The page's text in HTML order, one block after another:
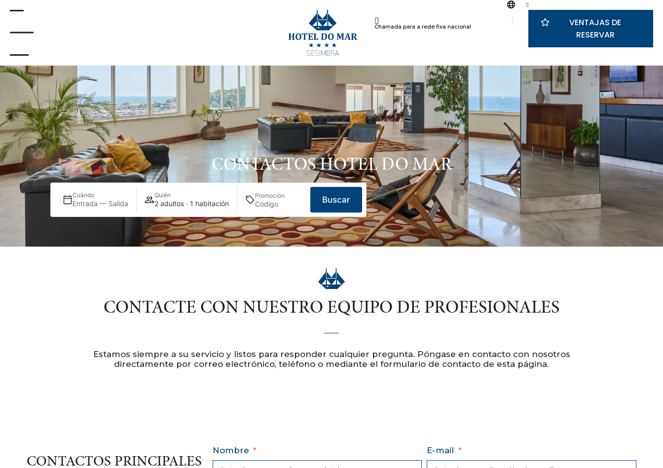
Chamada para a rede fixa nacional
VENTAJAS DE
RESERVAR
CONTACTOS HOTEL DO MAR
Cuándo
Entrada — Salida
Quién
2 adultos · 1 habitación
Promoción Buscar
CONTACTE CON NUESTRO EQUIPO DE PROFESIONALES
Estamos siempre a su servicio y listos para responder cualquier pregunta. Póngase en contacto con nosotros
directamente por correo electrónico, teléfono o mediante el formulario de contacto de esta página.
CONTACTOS PRINCIPALES
Nombre E-mail